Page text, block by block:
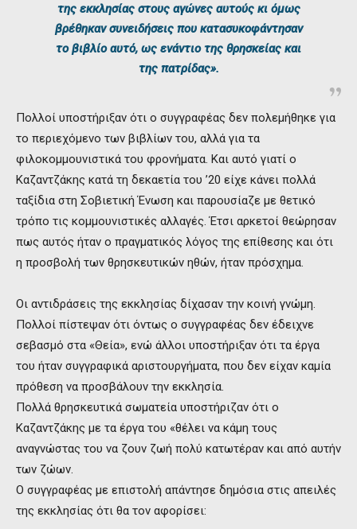
της εκκλησίας στους αγώνες αυτούς κι όμως
βρέθηκαν συνειδήσεις που κατασυκοφάντησαν
το βιβλίο αυτό, ως ενάντιο της θρησκείας και
της πατρίδας».
Πολλοί υποστήριξαν ότι ο συγγραφέας δεν πολεμήθηκε για
το περιεχόμενο των βιβλίων του, αλλά για τα
φιλοκομμουνιστικά του φρονήματα. Και αυτό γιατί ο
Καζαντζάκης κατά τη δεκαετία του ’20 είχε κάνει πολλά
ταξίδια στη Σοβιετική Ένωση και παρουσίαζε με θετικό
τρόπο τις κομμουνιστικές αλλαγές. Έτσι αρκετοί θεώρησαν
πως αυτός ήταν ο πραγματικός λόγος της επίθεσης και ότι
η προσβολή των θρησκευτικών ηθών, ήταν πρόσχημα.
Οι αντιδράσεις της εκκλησίας δίχασαν την κοινή γνώμη.
Πολλοί πίστεψαν ότι όντως ο συγγραφέας δεν έδειχνε
σεβασμό στα «Θεία», ενώ άλλοι υποστήριξαν ότι τα έργα
του ήταν συγγραφικά αριστουργήματα, που δεν είχαν καμία
πρόθεση να προσβάλουν την εκκλησία.
Πολλά θρησκευτικά σωματεία υποστήριζαν ότι ο
Καζαντζάκης με τα έργα του «θέλει να κάμη τους
αναγνώστας του να ζουν ζωή πολύ κατωτέραν και από αυτήν
των ζώων.
Ο συγγραφέας με επιστολή απάντησε δημόσια στις απειλές
της εκκλησίας ότι θα τον αφορίσει: